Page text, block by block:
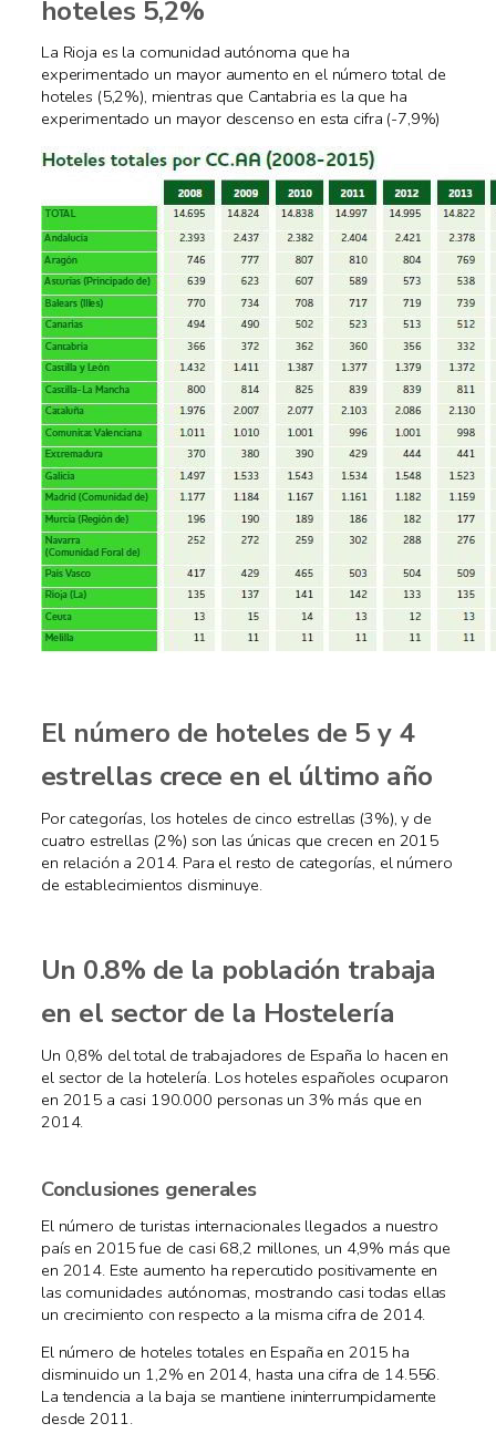
hoteles 5,2%
La Rioja es la comunidad autónoma que ha
experimentado un mayor aumento en el número total de
hoteles (5,2%), mientras que Cantabria es la que ha
experimentado un mayor descenso en esta cifra (-7,9%)
El número de hoteles de 5 y 4
estrellas crece en el último año
Por categorías, los hoteles de cinco estrellas (3%), y de
cuatro estrellas (2%) son las únicas que crecen en 2015
en relación a 2014. Para el resto de categorías, el número
de establecimientos disminuye.
Un 0.8% de la población trabaja
en el sector de la Hostelería
Un 0,8% del total de trabajadores de España lo hacen en
el sector de la hotelería. Los hoteles españoles ocuparon
en 2015 a casi 190.000 personas un 3% más que en
2014.
Conclusiones generales
El número de turistas internacionales llegados a nuestro
país en 2015 fue de casi 68,2 millones, un 4,9% más que
en 2014. Este aumento ha repercutido positivamente en
las comunidades autónomas, mostrando casi todas ellas
un crecimiento con respecto a la misma cifra de 2014.
El número de hoteles totales en España en 2015 ha
disminuido un 1,2% en 2014, hasta una cifra de 14.556.
La tendencia a la baja se mantiene ininterrumpidamente
desde 2011.